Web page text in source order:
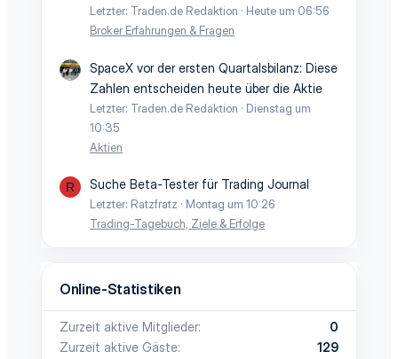
Letzter: Traden.de Redaktion
Heute um 06:56
Broker Erfahrungen & Fragen
SpaceX vor der ersten Quartalsbilanz: Diese
Zahlen entscheiden heute über die Aktie
Letzter: Traden.de Redaktion
Dienstag um
10:35
Aktien
R Suche Beta-Tester für Trading Journal
Letzter: Ratzfratz
Montag um 10:26
Trading-Tagebuch, Ziele & Erfolge
Online-Statistiken
Zurzeit aktive Mitglieder
0
Zurzeit aktive Gäste
129